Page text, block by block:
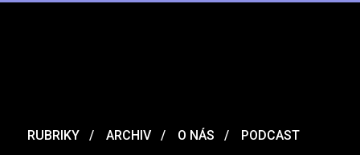
RUBRIKY ARCHIV O NÁS PODCAST